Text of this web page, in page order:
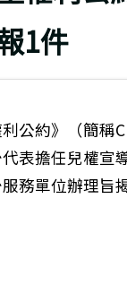
1件
公約》（簡稱
表擔任兒權宣
務單位辦理旨